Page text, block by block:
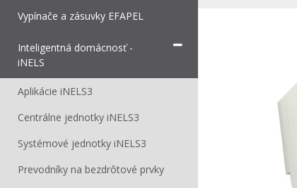
Vypínače a zásuvky EFAPEL
Inteligentná domácnosť -
iNELS
Aplikácie iNELS3
Centrálne jednotky iNELS3
Systémové jednotky iNELS3
Prevodníky na bezdrôtové prvky